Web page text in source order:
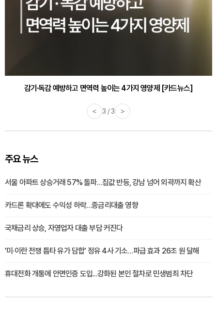
감기·독감 예방하고 면역력 높이는 4가지 영양제 [카드뉴스]
< 3 / 3 >
주요 뉴스
서울 아파트 상승거래 57% 돌파…집값 반등, 강남 넘어 외곽까지 확산
카드론 확대에도 수익성 하락…중금리대출 영향
국채금리 상승, 자영업자 대출 부담 커진다
'미·이란 전쟁 틈타 유가 담합' 정유 4사 기소…파급 효과 26조 원 달해
휴대전화 개통에 안면인증 도입...강화된 본인 절차로 민생범죄 차단